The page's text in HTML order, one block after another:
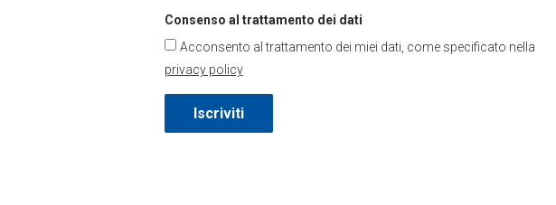
Consenso al trattamento dei dati
Acconsento al trattamento dei miei dati, come specificato nella
privacy policy
Iscriviti